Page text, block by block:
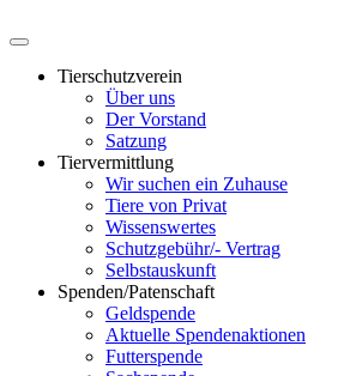
Tierschutzverein
Über uns
Der Vorstand
Satzung
Tiervermittlung
Wir suchen ein Zuhause
Tiere von Privat
Wissenswertes
Schutzgebühr/- Vertrag
Selbstauskunft
Spenden/Patenschaft
Geldspende
Aktuelle Spendenaktionen
Futterspende